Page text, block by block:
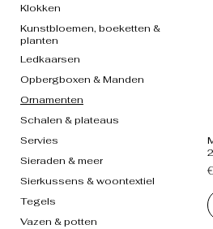
Klokken
Kunstbloemen, boeketten &
planten
Ledkaarsen
Opbergboxen & Manden
Ornamenten
Schalen & plateaus
Servies
Sieraden & meer
Sierkussens & woontextiel
Tegels
Vazen & potten